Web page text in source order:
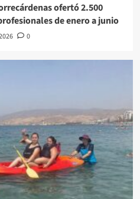
ofertó 2.500
de enero a junio
0